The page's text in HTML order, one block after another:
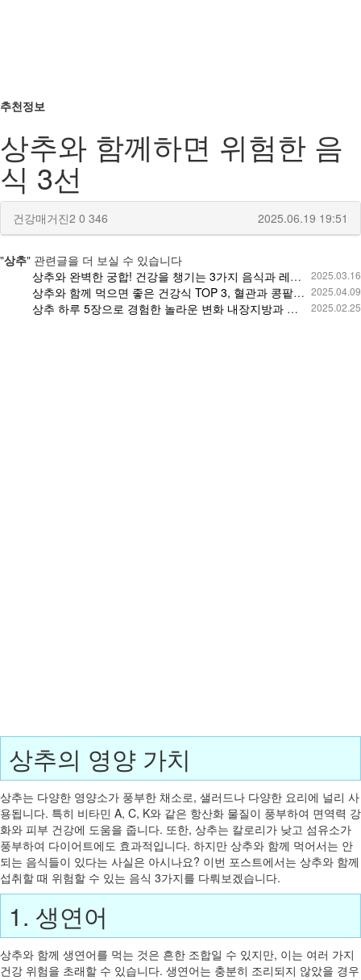
추천정보
상추와 함께하면 위험한 음
식 3선
건강매거진2 0 346 2025.06.19 19:51
"상추" 관련글을 더 보실 수 있습니다
2025.03.16
상추와 완벽한 궁합! 건강을 챙기는 3가지 음식과 레시피 대공개! 눈과 피부에 놀라운 효과!
2025.04.09
상추와 함께 먹으면 좋은 건강식 TOP 3, 혈관과 콩팥을 지켜주는 필수 음식!
2025.02.25
상추 하루 5장으로 경험한 놀라운 변화 내장지방과 불면증이 사라진 비결 상추의 효능과 다이어트, 치매 예방 효과까지
상추의 영양 가치
상추는 다양한 영양소가 풍부한 채소로, 샐러드나 다양한 요리에 널리 사
용됩니다. 특히 비타민 A, C, K와 같은 항산화 물질이 풍부하여 면역력 강
화와 피부 건강에 도움을 줍니다. 또한, 상추는 칼로리가 낮고 섬유소가
풍부하여 다이어트에도 효과적입니다. 하지만 상추와 함께 먹어서는 안
되는 음식들이 있다는 사실은 아시나요? 이번 포스트에서는 상추와 함께
섭취할 때 위험할 수 있는 음식 3가지를 다뤄보겠습니다.
1. 생연어
상추와 함께 생연어를 먹는 것은 흔한 조합일 수 있지만, 이는 여러 가지
건강 위험을 초래할 수 있습니다. 생연어는 충분히 조리되지 않았을 경우